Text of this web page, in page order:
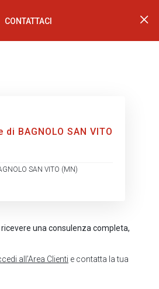
CONTATTACI
una consulenza completa,
all’Area Clienti e contatta la tua
BAGNOLO SAN VITO
SAN VITO (MN)